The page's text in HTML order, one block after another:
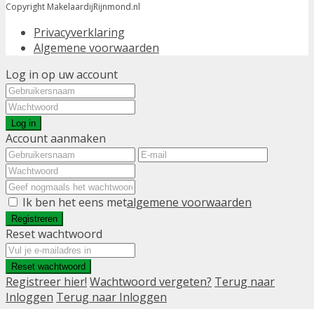
Copyright MakelaardijRijnmond.nl
Privacyverklaring
Algemene voorwaarden
Log in op uw account
Log in
Account aanmaken
Ik ben het eens metalgemene voorwaarden
Registreren
Reset wachtwoord
Reset wachtwoord
Registreer hier! Wachtwoord vergeten? Terug naar
Inloggen Terug naar Inloggen